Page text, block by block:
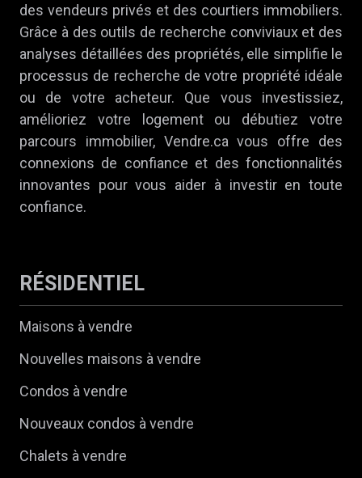
des vendeurs privés et des courtiers immobiliers.
Grâce à des outils de recherche conviviaux et des
analyses détaillées des propriétés, elle simplifie le
processus de recherche de votre propriété idéale
ou de votre acheteur. Que vous investissiez,
amélioriez votre logement ou débutiez votre
parcours immobilier, Vendre.ca vous offre des
connexions de confiance et des fonctionnalités
innovantes pour vous aider à investir en toute
confiance.
RÉSIDENTIEL
Maisons à vendre
Nouvelles maisons à vendre
Condos à vendre
Nouveaux condos à vendre
Chalets à vendre